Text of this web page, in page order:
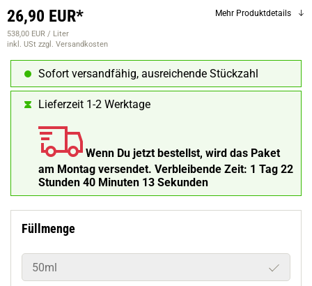
26,90 EUR*
538,00 EUR / Liter
inkl. USt zzgl. Versandkosten
Mehr Produktdetails
Sofort versandfähig, ausreichende Stückzahl
Lieferzeit 1-2 Werktage
Wenn Du jetzt bestellst, wird das Paket
am Montag versendet. Verbleibende Zeit: 1 Tag 22
Stunden 40 Minuten 12 Sekunden
Füllmenge
50ml